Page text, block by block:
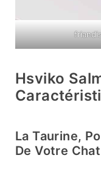
Hsviko
La Taurine,
De Votre Chat